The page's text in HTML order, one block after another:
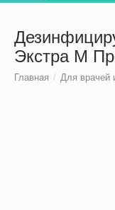
Экстра М
Главная / Для врачей